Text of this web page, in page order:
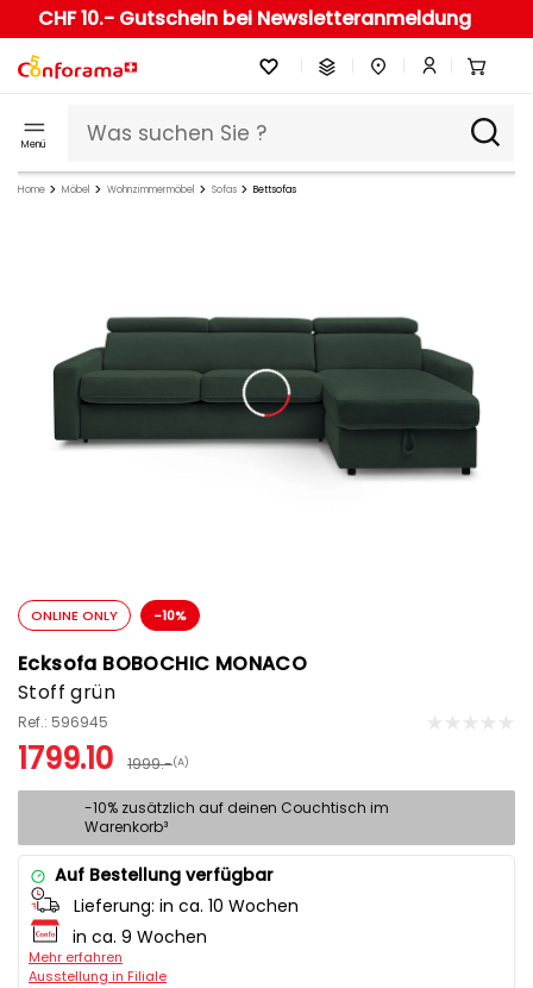
CHF 10.- Gutschein bei Newsletteranmeldung
Menü
Home Möbel Wohnzimmermöbel Sofas Bettsofas
ONLINE ONLY -10%
Ecksofa BOBOCHIC MONACO
Stoff grün
Ref.: 596945
1799.10 1999.-(A)
-10% zusätzlich auf deinen Couchtisch im
Warenkorb³
Auf Bestellung verfügbar
Lieferung: in ca. 10 Wochen
in ca. 9 Wochen
Mehr erfahren
Ausstellung in Filiale